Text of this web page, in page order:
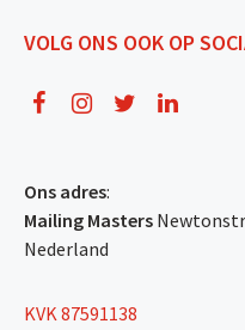
VOLG ONS OOK OP
Ons adres:
Mailing Masters
Nederland
KVK 87591138